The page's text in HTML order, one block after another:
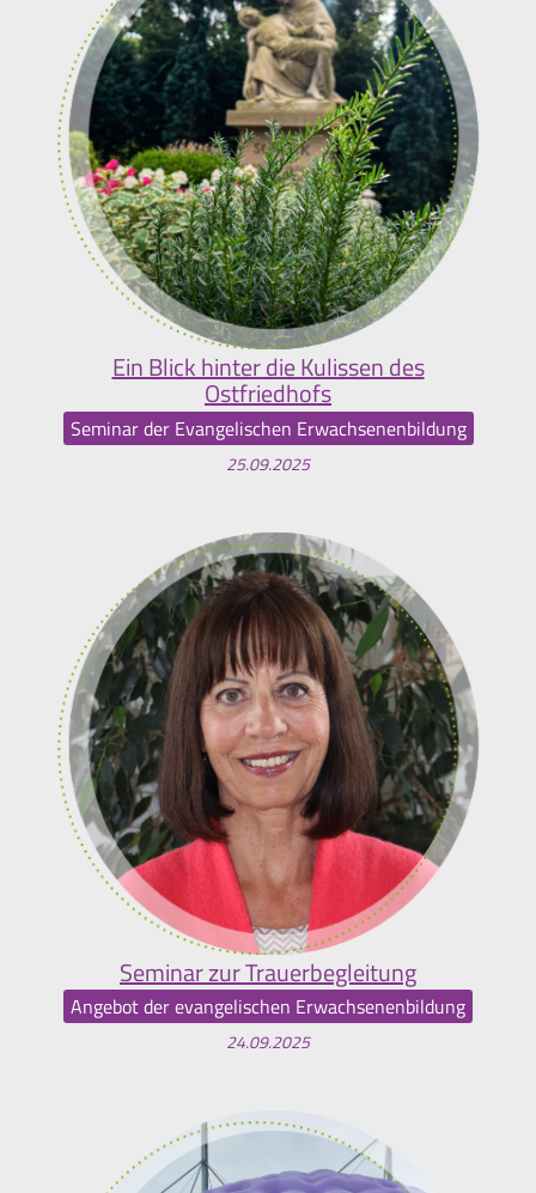
Ein Blick hinter die Kulissen des
Ostfriedhofs
Seminar der Evangelischen Erwachsenenbildung
25.09.2025
Seminar zur Trauerbegleitung
Angebot der evangelischen Erwachsenenbildung
24.09.2025